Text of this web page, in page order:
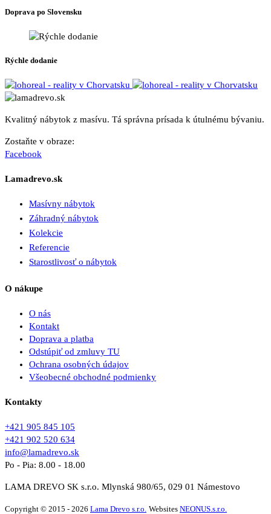
produktu.
Doprava po Slovensku
Rýchle dodanie
Kvalitný nábytok z masívu. Tá správna prísada k útulnému bývaniu.
Zostaňte v obraze:
Facebook
Lamadrevo.sk
Masívny nábytok
Záhradný nábytok
Kolekcie
Referencie
Starostlivosť o nábytok
O nákupe
O nás
Kontakt
Doprava a platba
Odstúpiť od zmluvy TU
Ochrana osobných údajov
Všeobecné obchodné podmienky
Kontakty
+421 905 845 105
+421 902 520 634
info@lamadrevo.sk
Po - Pia: 8.00 - 18.00
LAMA DREVO SK s.r.o. Mlynská 980/65, 029 01 Námestovo
Copyright © 2015 - 2026 Lama Drevo s.r.o. Websites NEONUS.s.r.o.